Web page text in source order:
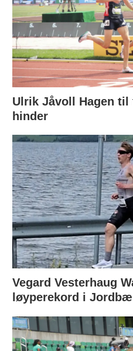
Ulrik Jåvoll Hagen til
hinder
Vegard Vesterhaug
løyperekord i